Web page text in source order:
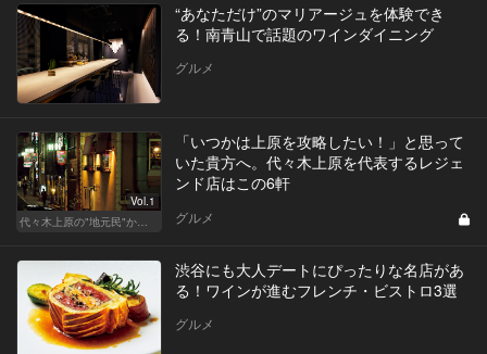
“あなただけ”のマリアージュを体験でき
る！南青山で話題のワインダイニング
グルメ
Vol.1
代々木上原の"地元民"から愛される名店
「いつかは上原を攻略したい！」と思って
いた貴方へ。代々木上原を代表するレジェ
ンド店はこの6軒
グルメ
渋谷にも大人デートにぴったりな名店があ
る！ワインが進むフレンチ・ビストロ3選
グルメ